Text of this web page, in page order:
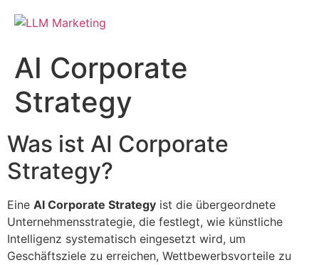
AI Corporate
Strategy
Was ist AI Corporate
Strategy?
Eine AI Corporate Strategy ist die übergeordnete
Unternehmensstrategie, die festlegt, wie künstliche
Intelligenz systematisch eingesetzt wird, um
Geschäftsziele zu erreichen, Wettbewerbsvorteile zu